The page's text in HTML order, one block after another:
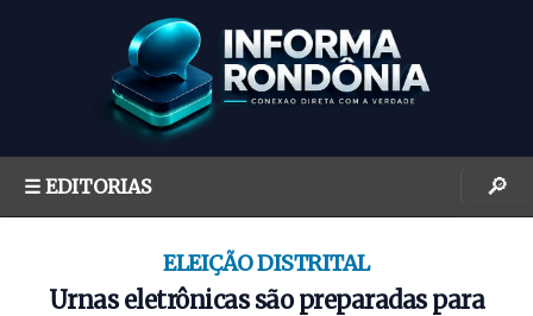
☰ EDITORIAS 🔎
ELEIÇÃO DISTRITAL
Urnas eletrônicas são preparadas para